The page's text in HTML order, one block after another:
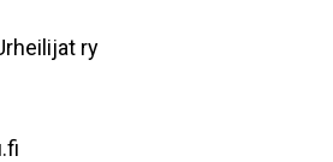
ry